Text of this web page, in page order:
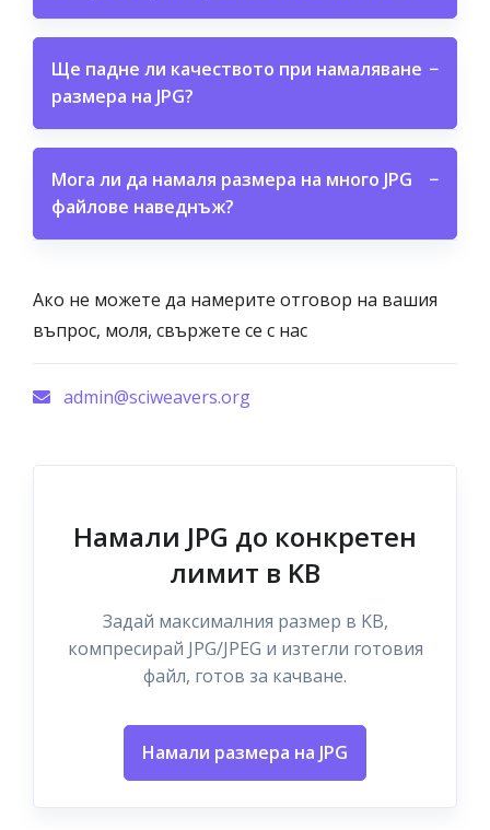
Ще падне ли качеството при намаляване
размера на JPG?
−
Мога ли да намаля размера на много JPG
файлове наведнъж?
−
Ако не можете да намерите отговор на вашия
въпрос, моля, свържете се с нас
admin@sciweavers.org
Намали JPG до конкретен
лимит в KB
Задай максималния размер в KB,
компресирай JPG/JPEG и изтегли готовия
файл, готов за качване.
Намали размера на JPG